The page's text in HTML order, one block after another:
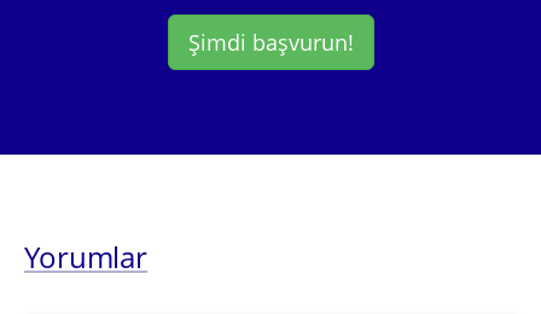
Şimdi başvurun!
Yorumlar